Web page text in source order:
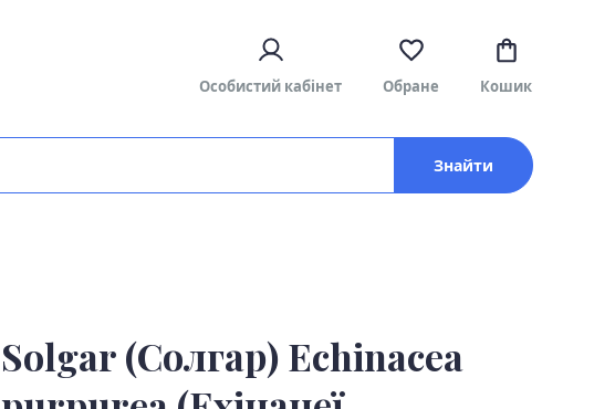
Особистий кабінет Обране Кошик
Знайти
Solgar (Солгар) Echinacea